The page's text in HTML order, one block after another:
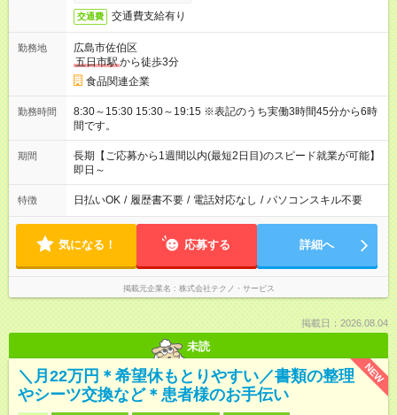
交通費 交通費支給有り
勤務地
広島市佐伯区
五日市駅から徒歩3分
食品関連企業
勤務時間
8:30～15:30 15:30～19:15 ※表記のうち実働3時間45分から6時
間です。
期間
長期【ご応募から1週間以内(最短2日目)のスピード就業が可能】
即日～
特徴 日払いOK / 履歴書不要 / 電話対応なし / パソコンスキル不要
気になる！ 応募する 詳細へ
掲載元企業名 株式会社テクノ・サービス
掲載日：2026.08.04
未読
NEW
＼月22万円＊希望休もとりやすい／書類の整理
やシーツ交換など＊患者様のお手伝い